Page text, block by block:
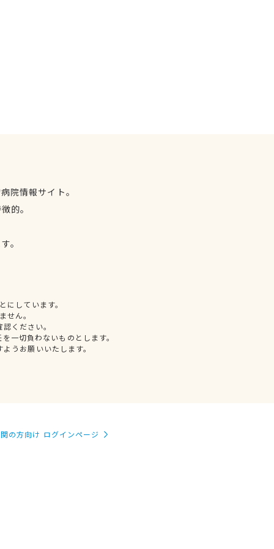
院情報サイト。
的。
。
しています。
せん。
ください。
一切負わないものとします。
うお願いいたします。
の方向け ログインページ